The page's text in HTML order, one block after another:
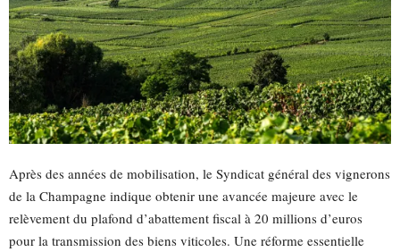
Après des années de mobilisation, le Syndicat général des vignerons
de la Champagne indique obtenir une avancée majeure avec le
relèvement du plafond d’abattement fiscal à 20 millions d’euros
pour la transmission des biens viticoles. Une réforme essentielle